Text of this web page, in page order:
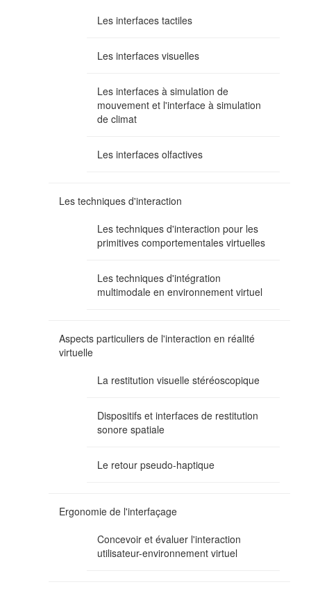
Les interfaces tactiles
Les interfaces visuelles
Les interfaces à simulation de
mouvement et l'interface à simulation
de climat
Les interfaces olfactives
Les techniques d'interaction
Les techniques d'interaction pour les
primitives comportementales virtuelles
Les techniques d'intégration
multimodale en environnement virtuel
Aspects particuliers de l'interaction en réalité
virtuelle
La restitution visuelle stéréoscopique
Dispositifs et interfaces de restitution
sonore spatiale
Le retour pseudo-haptique
Ergonomie de l'interfaçage
Concevoir et évaluer l'interaction
utilisateur-environnement virtuel